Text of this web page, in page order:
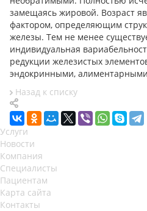
замещаясь жировой. Возраст
фактором, определяющим
железы. Тем не менее
индивидуальная
редукции железистых
эндокринными,
Назад к списку
Услуги
Новости
Компания
Специалисты
Пациентам
Карта сайта
Контакты